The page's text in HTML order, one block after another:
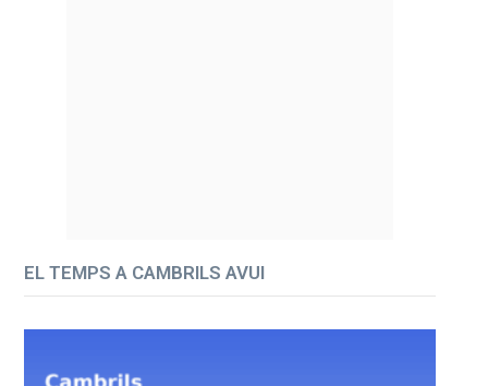
EL TEMPS A CAMBRILS AVUI